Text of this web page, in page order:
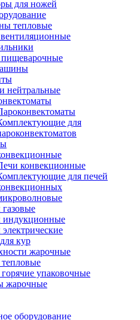
для ножей
тепловые
нейтральные
для
конвекционные
для печей
кур
жарочные
упаковочные
жарочные
оборудование